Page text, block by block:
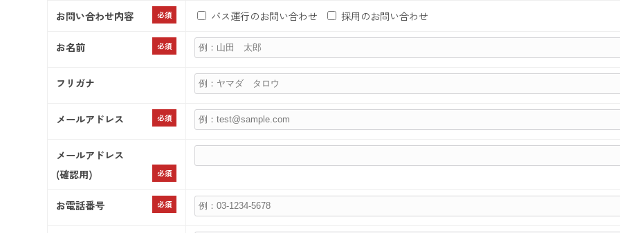
お問い合わせ内容 必須 バス運行のお問い合わせ 採用のお問い合わせ
お名前 必須
フリガナ
メールアドレス 必須
メールアドレス
(確認用)
必須
お電話番号 必須